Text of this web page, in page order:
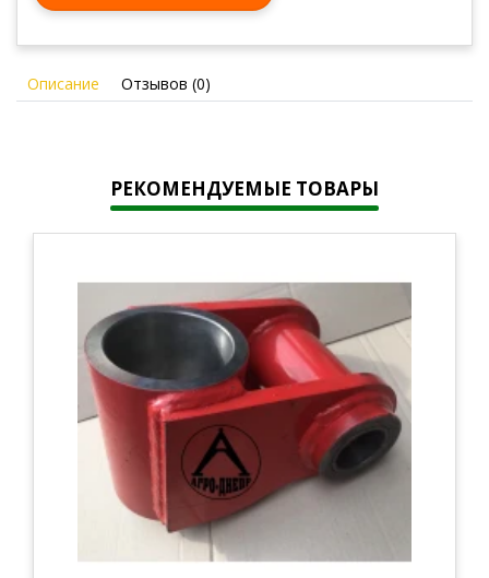
Описание Отзывов (0)
РЕКОМЕНДУЕМЫЕ ТОВАРЫ